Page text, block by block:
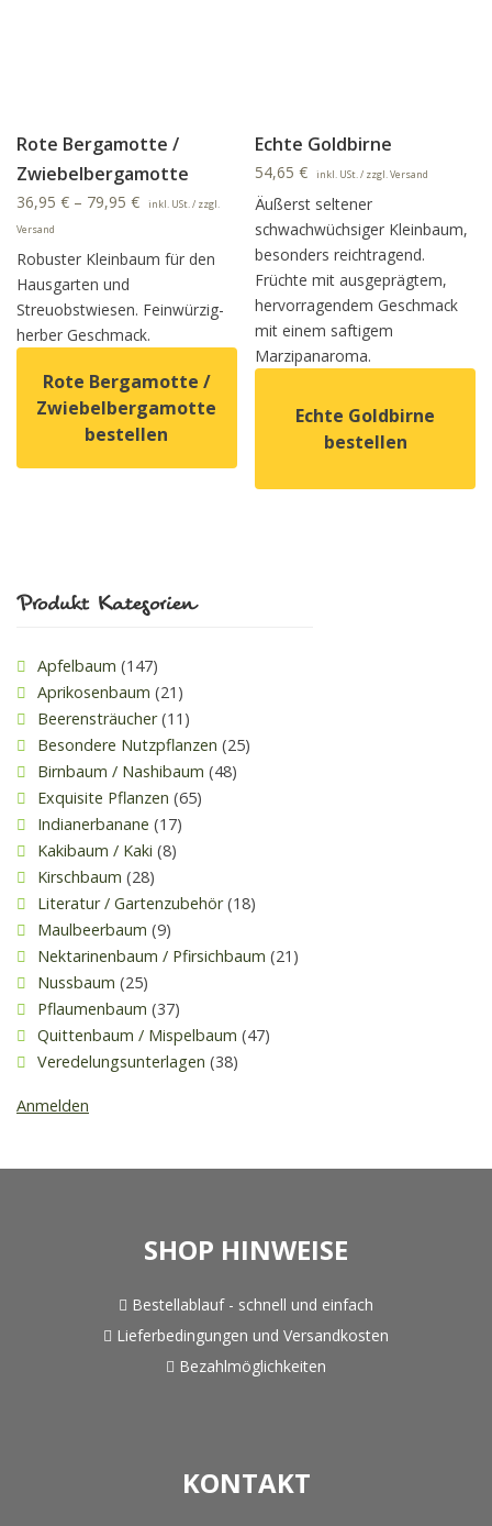
Rote Bergamotte /
Zwiebelbergamotte
36,95 € – 79,95 €
inkl. USt. / zzgl.
Versand
Robuster Kleinbaum für den
Hausgarten und
Streuobstwiesen. Feinwürzig-
herber Geschmack.
Rote Bergamotte /
Zwiebelbergamotte
bestellen
Dieses Produkt weist mehrere Varianten auf. Die
Echte Goldbirne
54,65€ inkl. USt. / zzgl. Versand
Äußerst seltener
schwachwüchsiger Kleinbaum,
besonders reichtragend.
Früchte mit ausgeprägtem,
hervorragendem Geschmack
mit einem saftigem
Marzipanaroma.
Echte Goldbirne
bestellen
Produkt Kategorien
Apfelbaum (147)
Aprikosenbaum (21)
Beerensträucher (11)
Besondere Nutzpflanzen (25)
Birnbaum / Nashibaum (48)
Exquisite Pflanzen (65)
Indianerbanane (17)
Kakibaum / Kaki (8)
Kirschbaum (28)
Literatur / Gartenzubehör (18)
Maulbeerbaum (9)
Nektarinenbaum / Pfirsichbaum (21)
Nussbaum (25)
Pflaumenbaum (37)
Quittenbaum / Mispelbaum (47)
Veredelungsunterlagen (38)
Anmelden
SHOP HINWEISE
Bestellablauf - schnell und einfach
Lieferbedingungen und Versandkosten
Bezahlmöglichkeiten
KONTAKT